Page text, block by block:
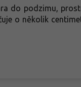
do podzimu,
o několik